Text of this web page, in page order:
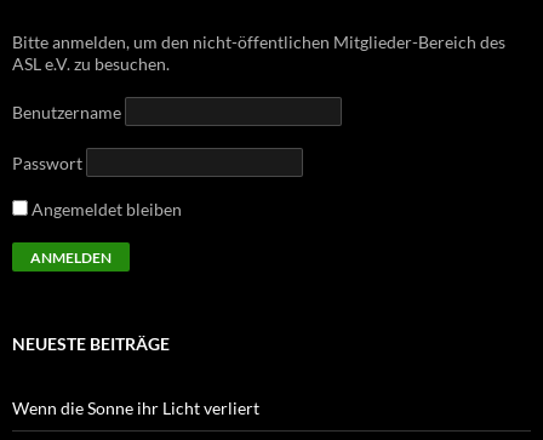
Bitte anmelden, um den nicht-öffentlichen Mitglieder-Bereich des
ASL e.V. zu besuchen.
Benutzername
Passwort
Angemeldet bleiben
NEUESTE BEITRÄGE
Wenn die Sonne ihr Licht verliert